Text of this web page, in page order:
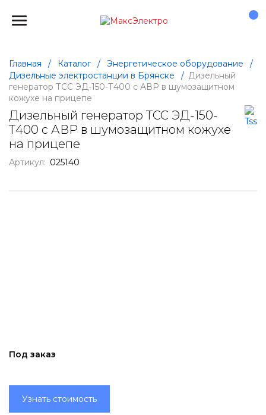
Главная / Каталог / Энергетическое оборудование
/
Дизельные электростанции в Брянске
/ Дизельный
генератор ТСС ЭД-150-Т400 с АВР в шумозащитном
кожухе на прицепе
Дизельный генератор ТСС ЭД-150-
Т400 с АВР в шумозащитном кожухе
на прицепе
Артикул: 025140
Под заказ
Узнать стоимость